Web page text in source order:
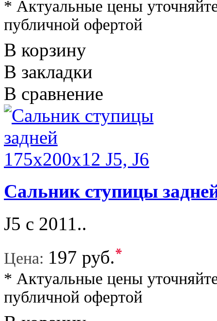
* Актуальные цены
публичной офертой
В корзину
В закладки
В сравнение
Сальник ступицы
J5 c 2011..
Цена: 197 руб.*
* Актуальные цены
публичной офертой